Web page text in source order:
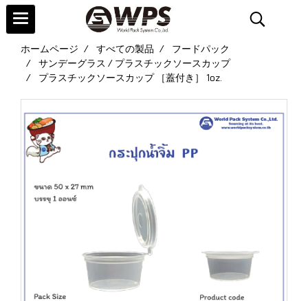
ホームページ すべての製品
フードパック
サンデーグラス / プラスチックソースカップ
プラスチックソースカップ ［蓋付き］ 1oz.